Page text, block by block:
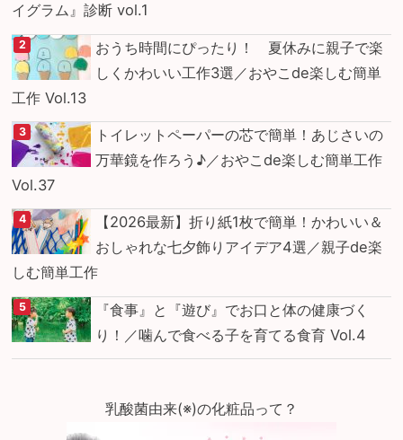
イグラム』診断 vol.1
おうち時間にぴったり！ 夏休みに親子で楽
しくかわいい工作3選／おやこde楽しむ簡単
工作 Vol.13
トイレットペーパーの芯で簡単！あじさいの
万華鏡を作ろう♪／おやこde楽しむ簡単工作
Vol.37
【2026最新】折り紙1枚で簡単！かわいい＆
おしゃれな七夕飾りアイデア4選／親子de楽
しむ簡単工作
『食事』と『遊び』でお口と体の健康づく
り！／噛んで食べる子を育てる食育 Vol.4
乳酸菌由来(※)の化粧品って？